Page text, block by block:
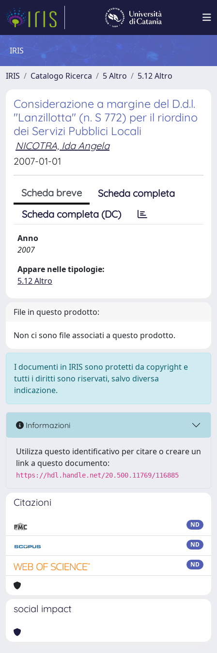
IRIS
IRIS Catalogo Ricerca 5 Altro 5.12 Altro
Considerazione a margine del D.d.l.
"Lanzillotta" (n. S 772) per il riordino
dei Servizi Pubblici Locali
NICOTRA, Ida Angela
2007-01-01
Scheda breve
Scheda completa
Scheda completa (DC)
Anno
2007
Appare nelle tipologie:
5.12 Altro
File in questo prodotto:
Non ci sono file associati a questo prodotto.
I documenti in IRIS sono protetti da copyright e
tutti i diritti sono riservati, salvo diversa
indicazione.
Informazioni
Utilizza questo identificativo per citare o creare un
link a questo documento:
https://hdl.handle.net/20.500.11769/116885
Citazioni
ND
ND
ND
social impact